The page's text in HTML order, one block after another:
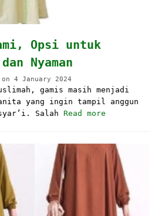
Opsi untuk
Nyaman
on 4 January 2024
gamis masih menjadi
yang ingin tampil anggun
Salah Read more